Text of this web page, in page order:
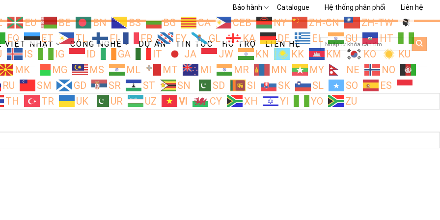
Bảo hành Catalogue Hệ thống phân phối Liên hệ
EU BE BN BS BG CA CEB NY ZH-CN
ZH-TW
EO ET TL FI FR FY GL KA DE EL GU
HT
IS IG ID GA IT JA JW KN KK KM KO
KU
MK MG MS ML MT MI MR MN MY NE
NO
RU SM GD SR ST SN SD SI SK SL SO
ES
TH TR UK UR UZ VI CY XH YI YO ZU
VIỆT NHẬT CÔNG NGHỆ DỰ ÁN TIN TỨC HỖ TRỢ LIÊN HỆ
Search
for: